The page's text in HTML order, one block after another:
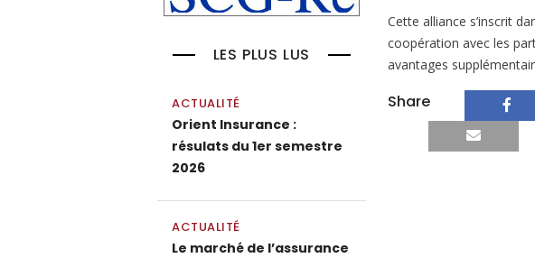
LES PLUS LUS
ACTUALITÉ
Orient Insurance :
résulats du 1er semestre
2026
ACTUALITÉ
Le marché de l’assurance
Cette alliance s’inscrit
coopération avec les
avantages
Share